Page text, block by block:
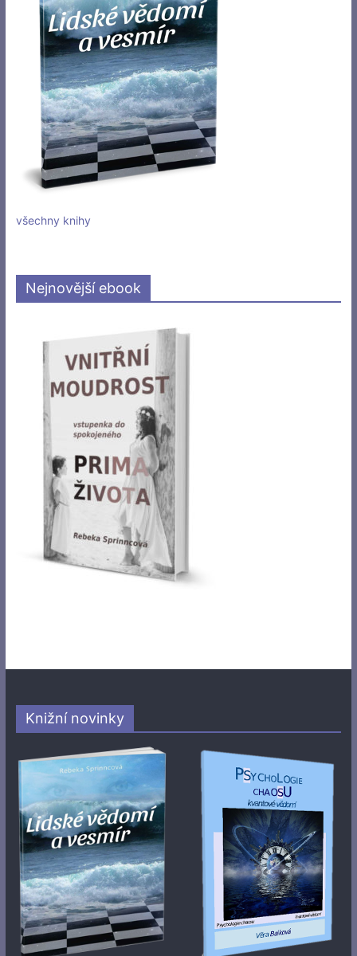
všechny knihy
Nejnovější ebook
Knižní novinky